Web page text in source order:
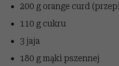
200 g orange curd
110 g cukru
3 jaja
180 g mąki pszennej